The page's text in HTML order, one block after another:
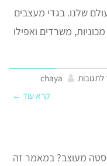
שלנו. בגדי מעצבים
משרדים ואפילו
לתגובות
chaya
קרא עוד ←
מעוצב? במאמר זה